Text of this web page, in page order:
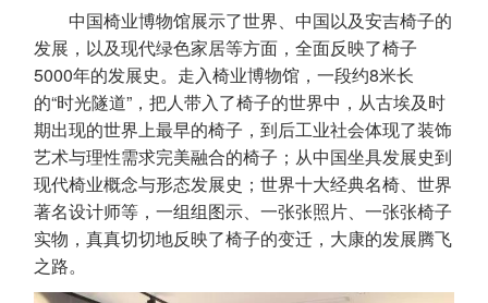
中国椅业博物馆展示了世界、中国以及安吉椅子的
发展，以及现代绿色家居等方面，全面反映了椅子
5000年的发展史。走入椅业博物馆，一段约8米长
的“时光隧道”，把人带入了椅子的世界中，从古埃及时
期出现的世界上最早的椅子，到后工业社会体现了装饰
艺术与理性需求完美融合的椅子；从中国坐具发展史到
现代椅业概念与形态发展史；世界十大经典名椅、世界
著名设计师等，一组组图示、一张张照片、一张张椅子
实物，真真切切地反映了椅子的变迁，大康的发展腾飞
之路。